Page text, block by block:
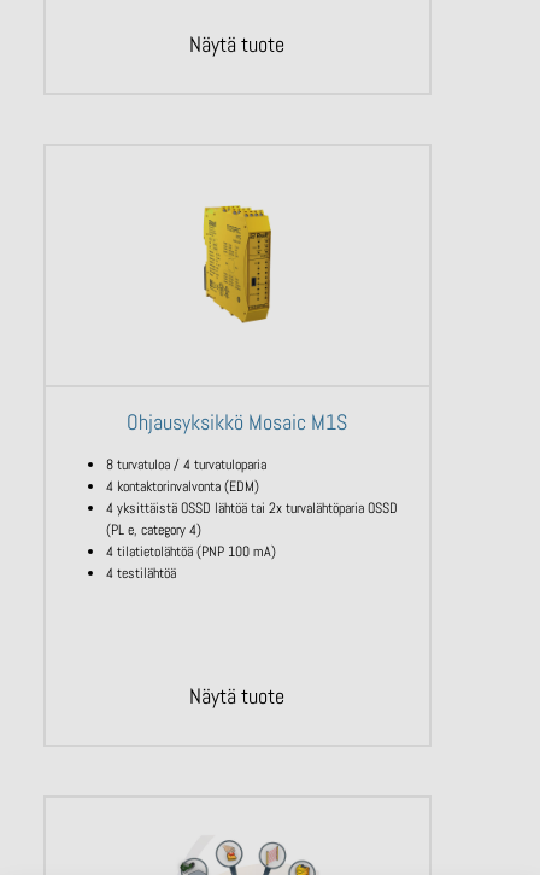
Näytä tuote
Ohjausyksikkö Mosaic M1S
8 turvatuloa / 4 turvatuloparia
4 kontaktorinvalvonta (EDM)
4 yksittäistä OSSD lähtöä tai 2x turvalähtöparia OSSD
(PL e, category 4)
4 tilatietolähtöä (PNP 100 mA)
4 testilähtöä
Näytä tuote